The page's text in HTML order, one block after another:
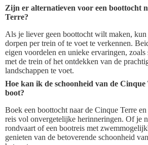
Zijn er alternatieven voor een boottocht
Terre?
Als je liever geen boottocht wilt maken,
dorpen per trein of te voet te verkennen.
eigen voordelen en unieke ervaringen,
met de trein of het ontdekken van de
landschappen te voet.
Hoe kan ik de schoonheid van de
boot?
Boek een boottocht naar de Cinque Terre
reis vol onvergetelijke herinneringen. Of je
rondvaart of een bootreis met
genieten van de betoverende schoonheid